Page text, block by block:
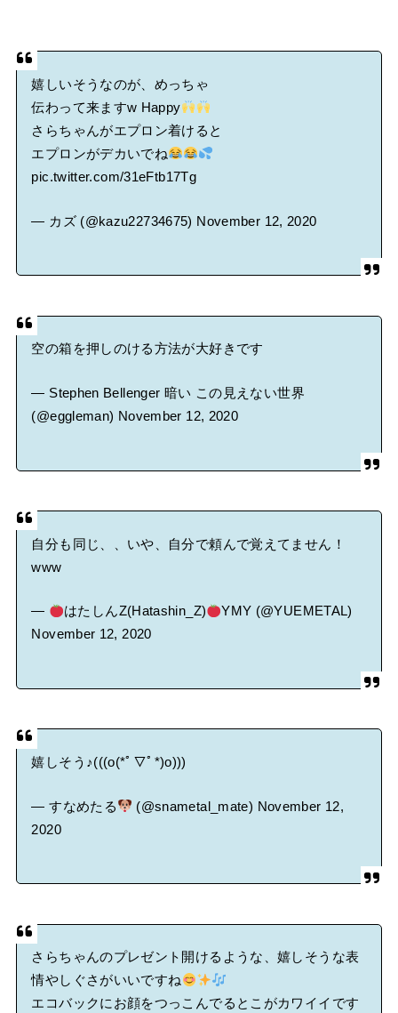
嬉しいそうなのが、めっちゃ
伝わって来ますw Happy
さらちゃんがエプロン着けると
エプロンがデカいでね
pic.twitter.com/31eFtb17Tg
— カズ (@kazu22734675) November 12, 2020
空の箱を押しのける方法が大好きです
— Stephen Bellenger 暗い この見えない世界
(@eggleman) November 12, 2020
自分も同じ、、いや、自分で頼んで覚えてません！
www
— はたしんZ(Hatashin_Z)
YMY (@YUEMETAL)
November 12, 2020
嬉しそう♪(((o(*ﾟ▽ﾟ*)o)))
— すなめたる (@snametal_mate) November 12,
2020
さらちゃんのプレゼント開けるような、嬉しそうな表
情やしぐさがいいですね
エコバックにお顔をつっこんでるとこがカワイイです